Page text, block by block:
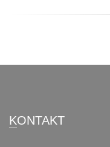
KONTAKT